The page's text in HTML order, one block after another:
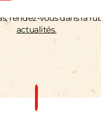
rendez-vous dans la
actualités.